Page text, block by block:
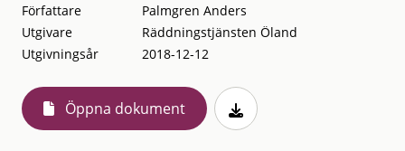
Författare
Palmgren Anders
Utgivare
Räddningstjänsten Öland
Utgivningsår
2018-12-12
Öppna dokument